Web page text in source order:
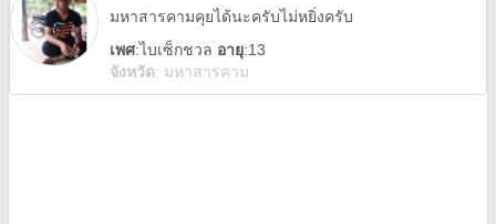
มหาสารคามคุยได้นะครับไม่หยิ่งครับ
เพศ:ไบเซ็กชวล อายุ:13
จังหวัด: มหาสารคาม